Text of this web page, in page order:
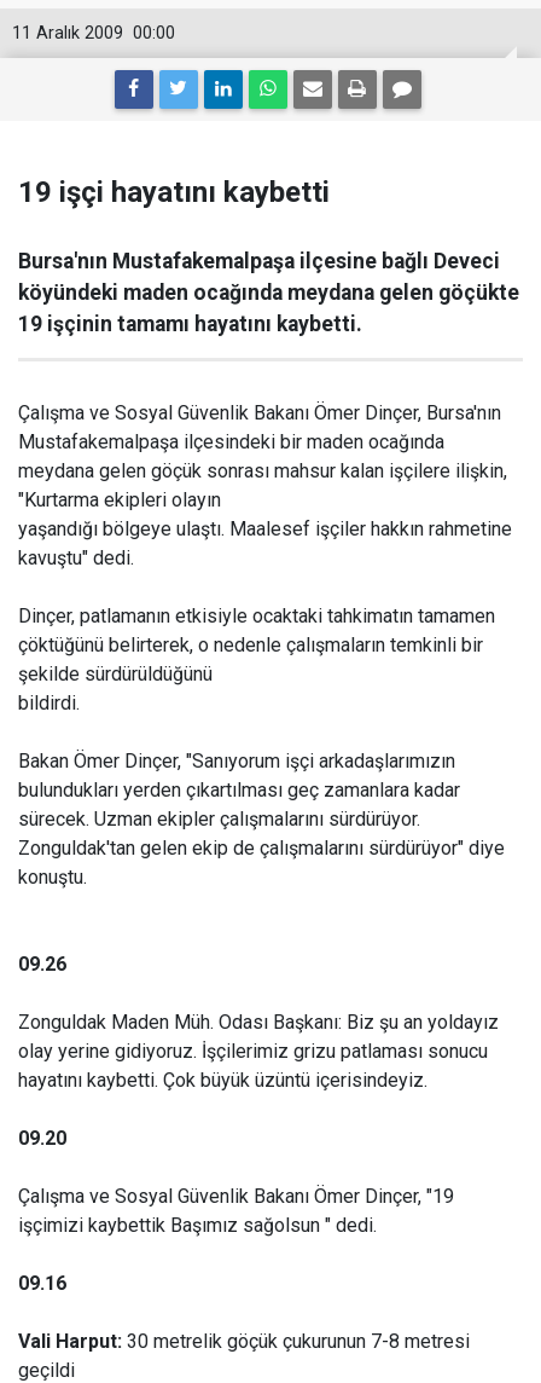
00:00
11 Aralık 2009
19 işçi hayatını kaybetti
Bursa'nın Mustafakemalpaşa ilçesine bağlı Deveci
köyündeki maden ocağında meydana gelen göçükte
19 işçinin tamamı hayatını kaybetti.
Çalışma ve Sosyal Güvenlik Bakanı Ömer Dinçer, Bursa'nın
Mustafakemalpaşa ilçesindeki bir maden ocağında
meydana gelen göçük sonrası mahsur kalan işçilere ilişkin,
"Kurtarma ekipleri olayın
yaşandığı bölgeye ulaştı. Maalesef işçiler hakkın rahmetine
kavuştu" dedi.
Dinçer, patlamanın etkisiyle ocaktaki tahkimatın tamamen
çöktüğünü belirterek, o nedenle çalışmaların temkinli bir
şekilde sürdürüldüğünü
bildirdi.
Bakan Ömer Dinçer, "Sanıyorum işçi arkadaşlarımızın
bulundukları yerden çıkartılması geç zamanlara kadar
sürecek. Uzman ekipler çalışmalarını sürdürüyor.
Zonguldak'tan gelen ekip de çalışmalarını sürdürüyor" diye
konuştu.
09.26
Zonguldak Maden Müh. Odası Başkanı: Biz şu an yoldayız
olay yerine gidiyoruz. İşçilerimiz grizu patlaması sonucu
hayatını kaybetti. Çok büyük üzüntü içerisindeyiz.
09.20
Çalışma ve Sosyal Güvenlik Bakanı Ömer Dinçer, "19
işçimizi kaybettik Başımız sağolsun " dedi.
09.16
Vali Harput: 30 metrelik göçük çukurunun 7-8 metresi
geçildi